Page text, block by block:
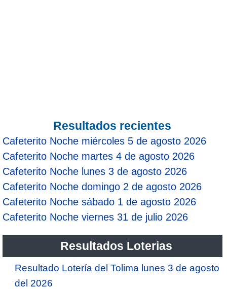
Resultados recientes
Cafeterito Noche miércoles 5 de agosto 2026
Cafeterito Noche martes 4 de agosto 2026
Cafeterito Noche lunes 3 de agosto 2026
Cafeterito Noche domingo 2 de agosto 2026
Cafeterito Noche sábado 1 de agosto 2026
Cafeterito Noche viernes 31 de julio 2026
Resultados Loterias
Resultado Lotería del Tolima lunes 3 de agosto
del 2026